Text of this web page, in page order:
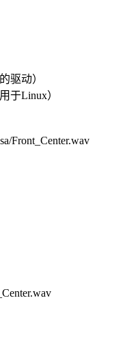
驱动）
于Linux）
Front_Center.wav